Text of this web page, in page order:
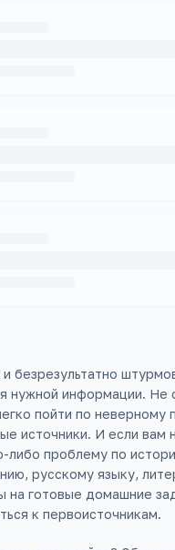
безрезультатно
нужной информации. Не
пойти по неверному
источники. И если вам
либо проблему по
русскому языку,
на готовые домашние
к первоисточникам.